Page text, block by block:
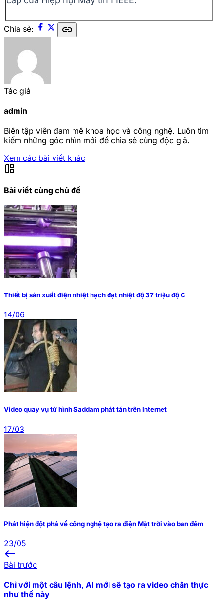
Chia sẻ: link
Tác giả
admin
Biên tập viên đam mê khoa học và công nghệ. Luôn tìm
kiếm những góc nhìn mới để chia sẻ cùng độc giả.
Xem các bài viết khác
auto_awesome_mosaic
Bài viết cùng chủ đề
Thiết bị sản xuất điện nhiệt hạch đạt nhiệt độ 37 triệu độ C
14/06
Video quay vụ tử hình Saddam phát tán trên Internet
17/03
Phát hiện đột phá về công nghệ tạo ra điện Mặt trời vào ban đêm
23/05
west
Bài trước
Chỉ với một câu lệnh, AI mới sẽ tạo ra video chân thực
như thế này